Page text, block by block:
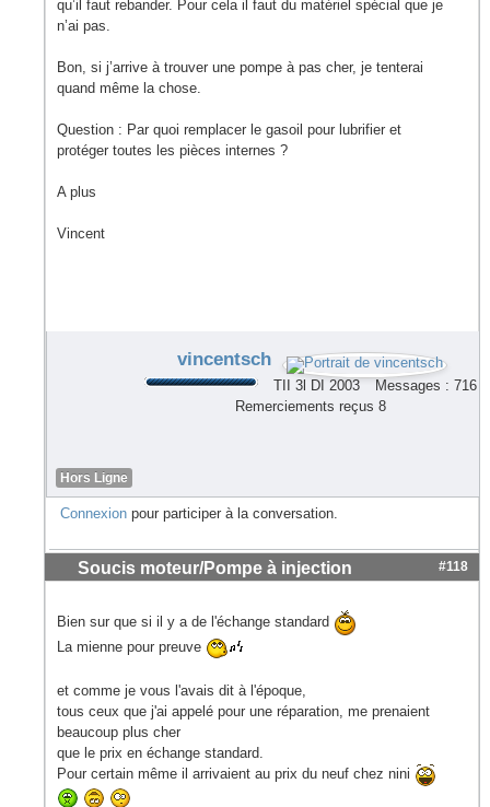
qu’il faut rebander. Pour cela il faut du matériel spécial que je
n’ai pas.
Bon, si j’arrive à trouver une pompe à pas cher, je tenterai
quand même la chose.
Question : Par quoi remplacer le gasoil pour lubrifier et
protéger toutes les pièces internes ?
A plus
Vincent
vincentsch
TII 3l DI 2003
Messages : 716
Remerciements reçus 8
Hors Ligne
Connexion pour participer à la conversation.
Soucis moteur/Pompe à injection #118
Bien sur que si il y a de l'échange standard
La mienne pour preuve
et comme je vous l'avais dit à l'époque,
tous ceux que j'ai appelé pour une réparation, me prenaient
beaucoup plus cher
que le prix en échange standard.
Pour certain même il arrivaient au prix du neuf chez nini